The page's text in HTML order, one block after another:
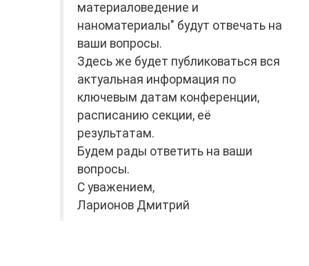
материаловедение и
наноматериалы" будут отвечать на
ваши вопросы.
Здесь же будет публиковаться вся
актуальная информация по
ключевым датам конференции,
расписанию секции, её
результатам.
Будем рады ответить на ваши
вопросы.
С уважением,
Ларионов Дмитрий